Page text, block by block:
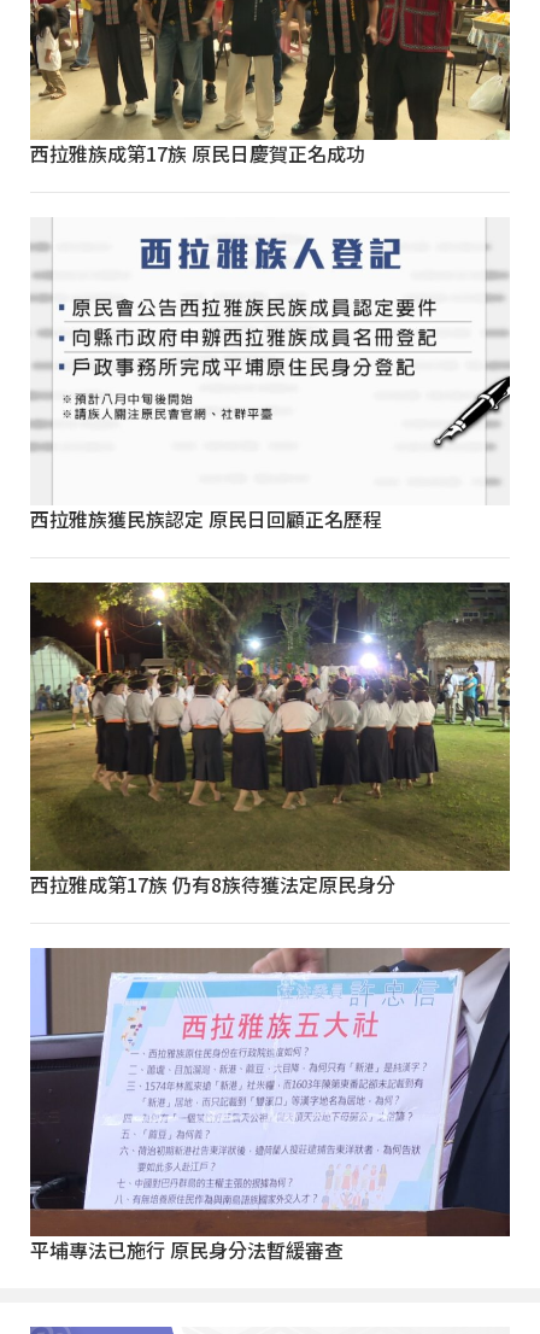
西拉雅族成第17族 原民日慶賀正名成功
西拉雅族獲民族認定 原民日回顧正名歷程
西拉雅成第17族 仍有8族待獲法定原民身分
平埔專法已施行 原民身分法暫緩審查